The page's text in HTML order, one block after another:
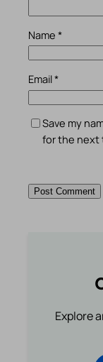
Name *
Email*
Save my
for the next
Explore